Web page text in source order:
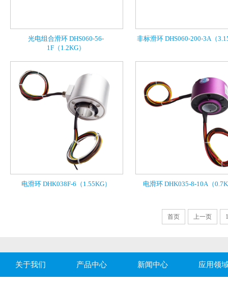
光电组合滑环 DHS060-56-
1F（1.2KG）
非标滑环 DHS060-200-3A（
电滑环 DHK038F-6（1.55KG） 电滑环 DHK035-8-10A（
首页 上一页
关于我们 产品中心 新闻中心 应用领